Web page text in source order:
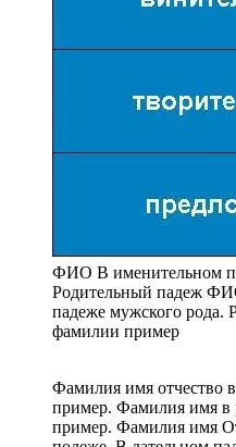
ФИО В именительном
Родительный падеж
падеже мужского рода.
фамилии пример
Фамилия имя отчество
пример. Фамилия имя в
пример. Фамилия имя